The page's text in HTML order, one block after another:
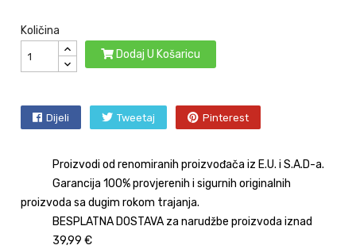
Količina
Dodaj U Košaricu
Dijeli Tweetaj Pinterest
Proizvodi od renomiranih proizvođača iz E.U. i S.A.D-a.
Garancija 100% provjerenih i sigurnih originalnih
proizvoda sa dugim rokom trajanja.
BESPLATNA DOSTAVA za narudžbe proizvoda iznad
39,99 €